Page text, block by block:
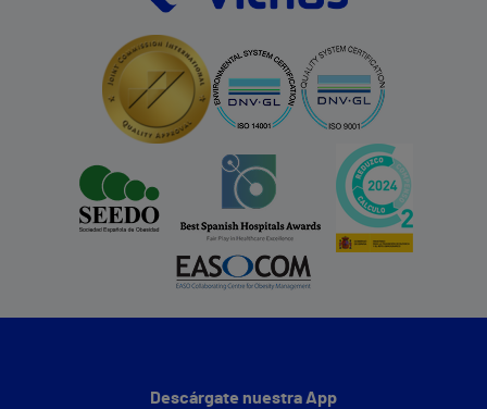
Descárgate nuestra App